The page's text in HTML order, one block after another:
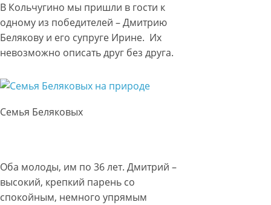
В Кольчугино мы пришли в гости к
одному из победителей – Дмитрию
Белякову и его супруге Ирине. Их
невозможно описать друг без друга.
Семья Беляковых
Оба молоды, им по 36 лет. Дмитрий –
высокий, крепкий парень со
спокойным, немного упрямым